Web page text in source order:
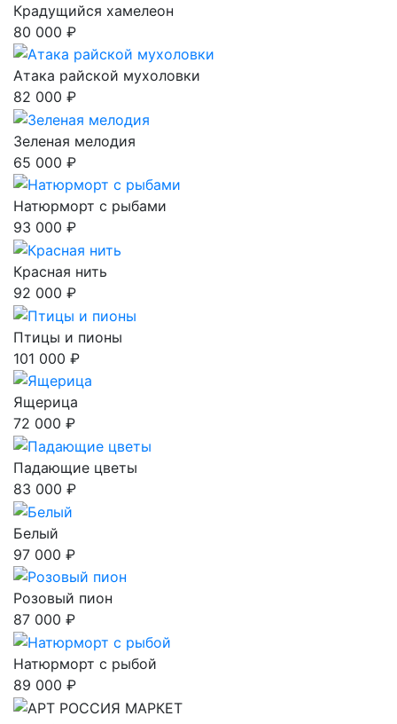
Крадущийся хамелеон
80 000 ₽
Атака райской мухоловки
82 000 ₽
Зеленая мелодия
65 000 ₽
Натюрморт с рыбами
93 000 ₽
Красная нить
92 000 ₽
Птицы и пионы
101 000 ₽
Ящерица
72 000 ₽
Падающие цветы
83 000 ₽
Белый
97 000 ₽
Розовый пион
87 000 ₽
Натюрморт с рыбой
89 000 ₽